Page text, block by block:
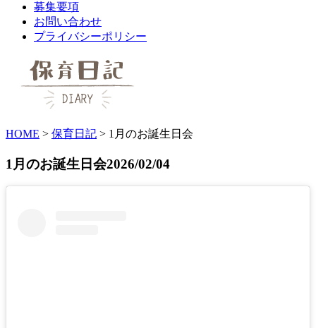
募集要項
お問い合わせ
プライバシーポリシー
HOME > 保育日記 > 1月のお誕生日会
1月のお誕生日会2026/02/04